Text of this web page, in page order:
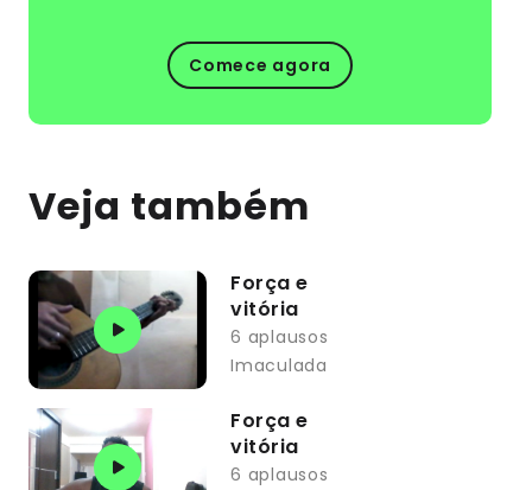
Comece agora
Veja também
Força e
vitória
6 aplausos
Imaculada
Força e
vitória
6 aplausos